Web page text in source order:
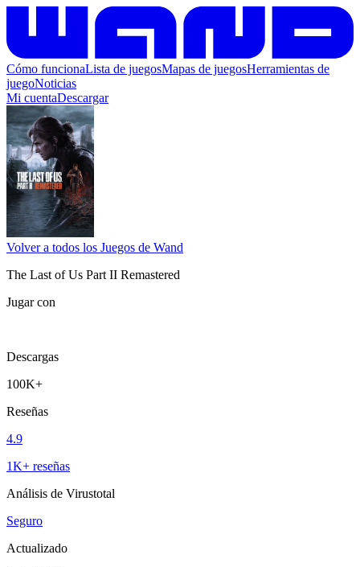
Cómo funcionaLista de juegosMapas de juegosHerramientas de
juegoNoticias
Mi cuentaDescargar
Volver a todos los Juegos de Wand
The Last of Us Part II Remastered
Jugar con
Descargas
100K+
Reseñas
4.9
1K+ reseñas
Análisis de Virustotal
Seguro
Actualizado